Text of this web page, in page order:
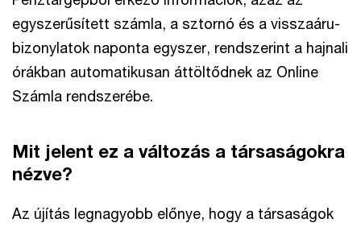
egyszerűsített számla, a sztornó és a visszaáru-
bizonylatok naponta egyszer, rendszerint a hajnali
órákban automatikusan áttöltődnek az Online
Számla rendszerébe.
Mit jelent ez a változás a társaságokra
nézve?
Az újítás legnagyobb előnye, hogy a társaságok